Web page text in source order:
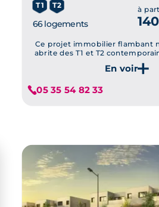
Je découvre ce
T1 T2
66 logements
à
Ce projet immobilier flambant
abrite des T1 et T2
deux pas des commodités et
pour un quotidien à la fois
05 35 54 82 33